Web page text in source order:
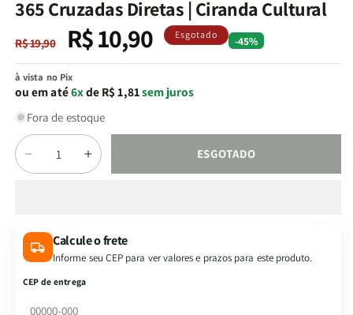
janela
365 Cruzadas Diretas | Ciranda Cultural
Preço
normal
R$ 19,90
Preço
promocional
R$ 10,90 Esgotado -45%
à vista no Pix
ou em até6xde R$ 1,81sem juros
Fora de estoque
Quantidade
Diminuir
a
Cruzadas
Diretas
|
Cultural
Aumentar
a
Cruzadas
Diretas
ESGOTADO
Calcule o frete
Informe seu CEP para ver valores e prazos para este produto.
CEP de entrega